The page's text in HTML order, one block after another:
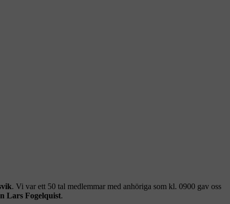
. Vi var ett 50 tal medlemmar med anhöriga som kl. 0900 gav oss
Lars Fogelquist.